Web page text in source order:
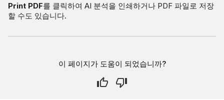
Print PDF를 클릭하여 AI 분석을 인쇄하거나 PDF 파일로 저장
할 수도 있습니다.
이 페이지가 도움이 되었습니까?